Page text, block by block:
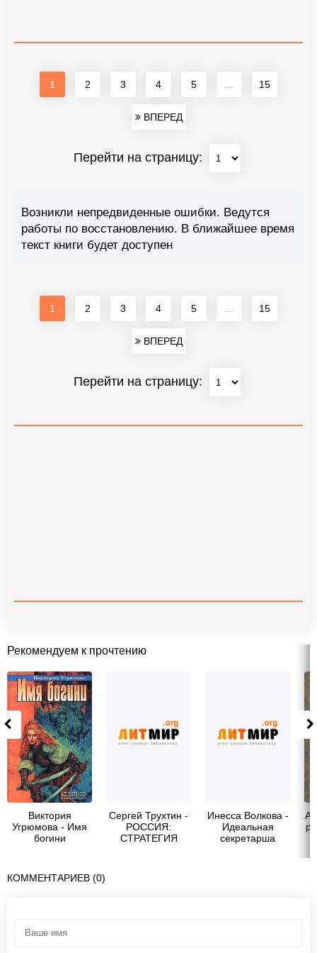
1 2 3 4 5 15
ВПЕРЕД
Перейти на страницу:
Возникли непредвиденные ошибки. Ведутся
работы по восстановлению. В ближайшее время
текст книги будет доступен
1 2 3 4 5 15
ВПЕРЕД
Перейти на страницу:
Рекомендуем к прочтению
Виктория
Угрюмова - Имя
богини
Сергей Трухтин -
РОССИЯ:
СТРАТЕГИЯ
Инесса Волкова -
Идеальная
секретарша
КОММЕНТАРИЕВ (0)